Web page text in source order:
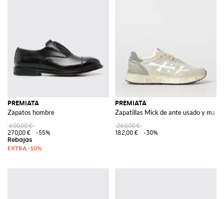
PREMIATA
Zapatos hombre
600,00 €
270,00 €
-55%
PREMIATA
Zapatillas Mick de ante usado y malla
260,00 €
182,00 €
-30%